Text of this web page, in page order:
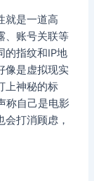
就是一道高
、账号关联等
的指纹和IP地
像是虚拟现实
上神秘的标
称自己是电影
会打消顾虑，